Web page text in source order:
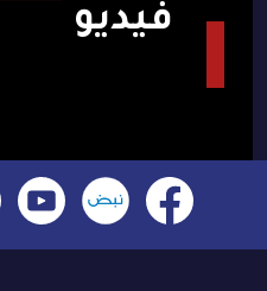
فيديو